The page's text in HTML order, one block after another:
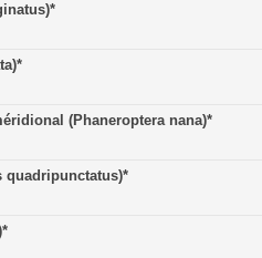
(Phaneroptera nana)*
quadripunctatus)*